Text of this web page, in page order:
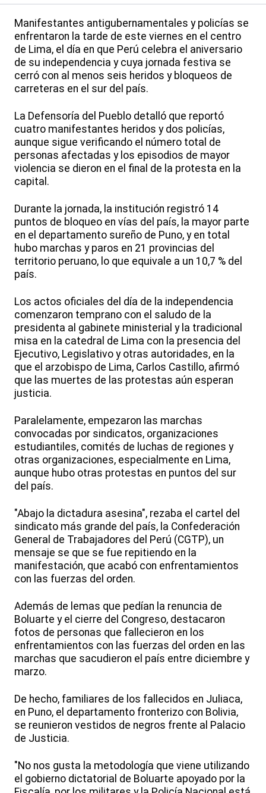
Manifestantes antigubernamentales y policías se
enfrentaron la tarde de este viernes en el centro
de Lima, el día en que Perú celebra el aniversario
de su independencia y cuya jornada festiva se
cerró con al menos seis heridos y bloqueos de
carreteras en el sur del país.
La Defensoría del Pueblo detalló que reportó
cuatro manifestantes heridos y dos policías,
aunque sigue verificando el número total de
personas afectadas y los episodios de mayor
violencia se dieron en el final de la protesta en la
capital.
Durante la jornada, la institución registró 14
puntos de bloqueo en vías del país, la mayor parte
en el departamento sureño de Puno, y en total
hubo marchas y paros en 21 provincias del
territorio peruano, lo que equivale a un 10,7 % del
país.
Los actos oficiales del día de la independencia
comenzaron temprano con el saludo de la
presidenta al gabinete ministerial y la tradicional
misa en la catedral de Lima con la presencia del
Ejecutivo, Legislativo y otras autoridades, en la
que el arzobispo de Lima, Carlos Castillo, afirmó
que las muertes de las protestas aún esperan
justicia.
Paralelamente, empezaron las marchas
convocadas por sindicatos, organizaciones
estudiantiles, comités de luchas de regiones y
otras organizaciones, especialmente en Lima,
aunque hubo otras protestas en puntos del sur
del país.
"Abajo la dictadura asesina", rezaba el cartel del
sindicato más grande del país, la Confederación
General de Trabajadores del Perú (CGTP), un
mensaje se que se fue repitiendo en la
manifestación, que acabó con enfrentamientos
con las fuerzas del orden.
Además de lemas que pedían la renuncia de
Boluarte y el cierre del Congreso, destacaron
fotos de personas que fallecieron en los
enfrentamientos con las fuerzas del orden en las
marchas que sacudieron el país entre diciembre y
marzo.
De hecho, familiares de los fallecidos en Juliaca,
en Puno, el departamento fronterizo con Bolivia,
se reunieron vestidos de negros frente al Palacio
de Justicia.
"No nos gusta la metodología que viene utilizando
el gobierno dictatorial de Boluarte apoyado por la